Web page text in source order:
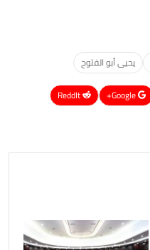
يحيى أبو الفتوح
Google+
ReddIt